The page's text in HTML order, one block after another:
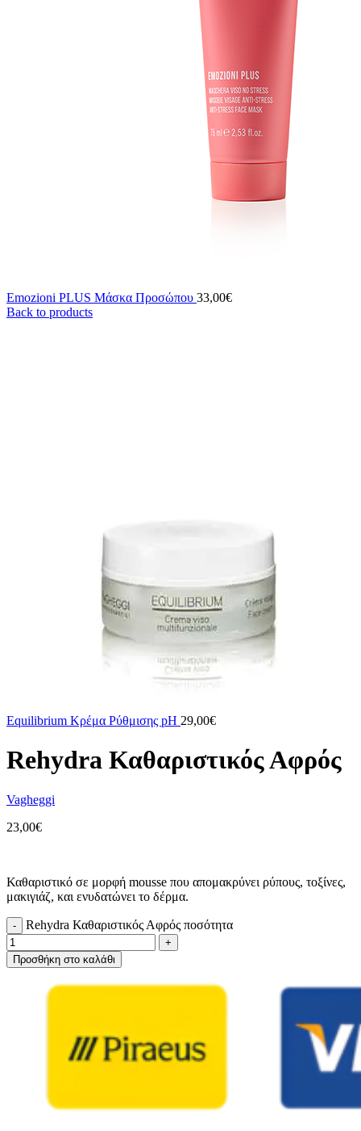
Emozioni PLUS Μάσκα Προσώπου 33,00€
Back to products
Equilibrium Κρέμα Ρύθμισης pH 29,00€
Rehydra Καθαριστικός Αφρός
Vagheggi
23,00€
Καθαριστικό σε μορφή mousse που απομακρύνει ρύπους, τοξίνες,
μακιγιάζ, και ενυδατώνει το δέρμα.
Rehydra Καθαριστικός Αφρός ποσότητα
Προσθήκη στο καλάθι